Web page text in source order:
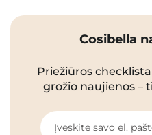
Cosibella
Priežiūros
grožio naujienos –
Įveskite savo el.